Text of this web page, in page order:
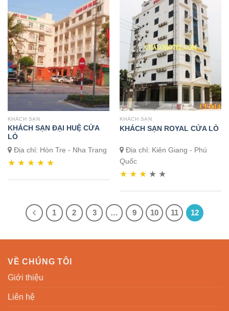
KHÁCH SẠN
KHÁCH SẠN ĐẠI HUỆ CỬA
LÒ
Địa chỉ: Hòn Tre - Nha Trang
★ ★ ★ ★ ★
KHÁCH SẠN
KHÁCH SẠN ROYAL CỬA LÒ
Địa chỉ: Kiên Giang - Phú
Quốc
★ ★ ★ ★ ★
1 2 3 … 9 10 11 12
VỀ CHÚNG TÔI
Giới thiệu
Liên hệ